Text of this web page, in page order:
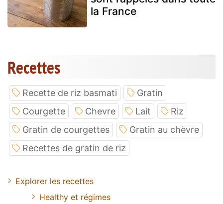
la France
Recettes
Recette de riz basmati
Gratin
Courgette
Chevre Lait
Riz
Gratin de courgettes
Gratin au chèvre
Recettes de gratin de riz
Explorer les recettes
Healthy et régimes